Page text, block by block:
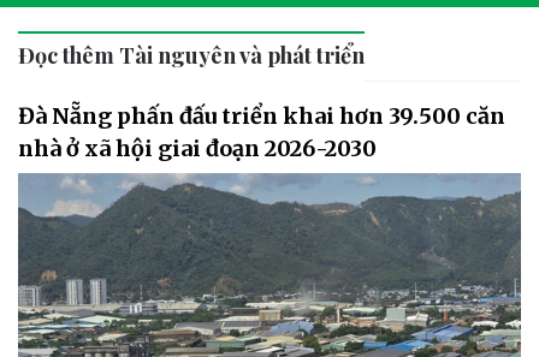
Đọc thêm Tài nguyên và phát triển
Đà Nẵng phấn đấu triển khai hơn 39.500 căn
nhà ở xã hội giai đoạn 2026-2030